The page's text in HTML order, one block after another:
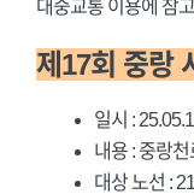
대중교통 이용에 참
제17회 중랑
일시 :
내용 : 중랑
대상 노선 :